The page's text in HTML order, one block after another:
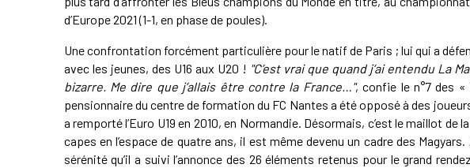
d’Europe 2021 (1-1, en phase de poules).
Une confrontation forcément particulière pour le natif de Paris ; lui qui a
avec les jeunes, des U16 aux U20 ! "C’est vrai que quand j’ai entendu La
bizarre. Me dire que j’allais être contre la France…", confie le n°7 des «
pensionnaire du centre de formation du FC Nantes a été opposé à des
a remporté l’Euro U19 en 2010, en Normandie. Désormais, c’est le maillot
capes en l’espace de quatre ans, il est même devenu un cadre des
sérénité qu’il a suivi l’annonce des 26 éléments retenus pour le grand